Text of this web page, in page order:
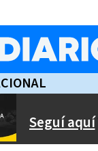
Seguí aquí